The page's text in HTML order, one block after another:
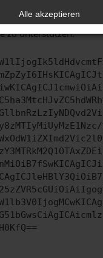
Text schicken, um uns
zu unterstützen:
Alle akzeptieren